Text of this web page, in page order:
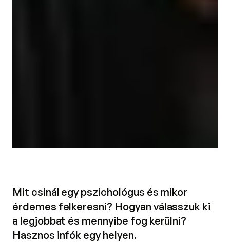
Mit csinál egy pszichológus és mikor
érdemes felkeresni? Hogyan válasszuk ki
a legjobbat és mennyibe fog kerülni?
Hasznos infók egy helyen.